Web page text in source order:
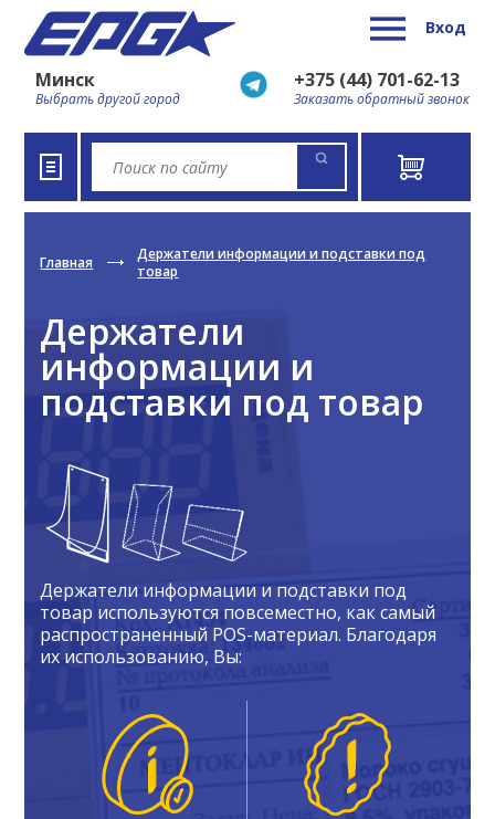
Вход
Минск
Выбрать другой город
+375 (44) 701-62-13
Заказать обратный звонок
Главная
Держатели информации и подставки под
товар
Держатели
информации и
подставки под товар
Держатели информации и подставки под
товар используются повсеместно, как самый
распространенный POS-материал. Благодаря
их использованию, Вы: